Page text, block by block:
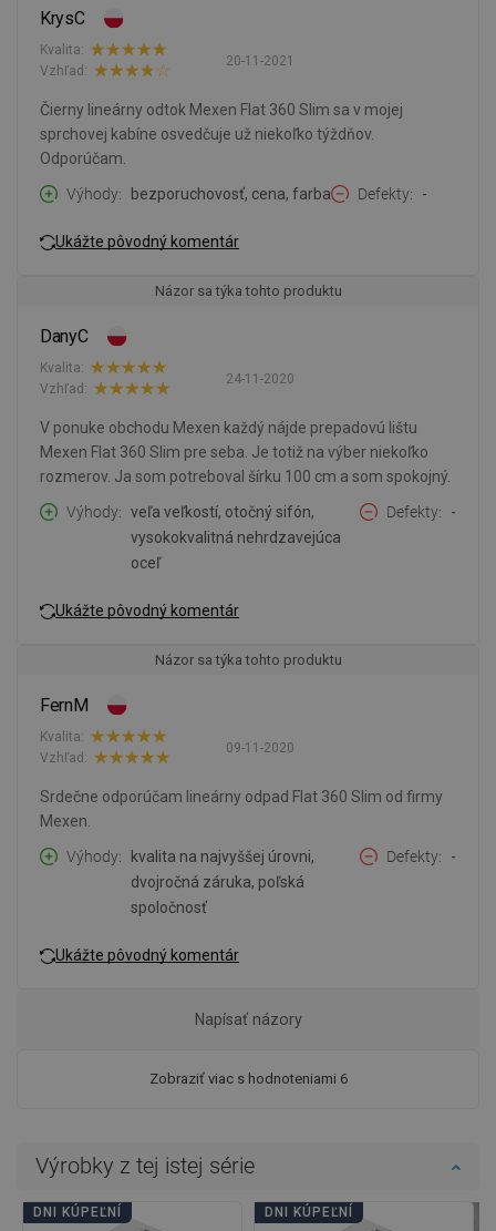
KrysC
20-11-2021
Kvalita:
Vzhľad:
Čierny lineárny odtok Mexen Flat 360 Slim sa v mojej
sprchovej kabíne osvedčuje už niekoľko týždňov.
Odporúčam.
Výhody
bezporuchovosť, cena, farba Defekty -
Ukážte pôvodný komentár
Názor sa týka tohto produktu
DanyC
24-11-2020
Kvalita:
Vzhľad:
V ponuke obchodu Mexen každý nájde prepadovú lištu
Mexen Flat 360 Slim pre seba. Je totiž na výber niekoľko
rozmerov. Ja som potreboval šírku 100 cm a som spokojný.
Výhody
veľa veľkostí, otočný sifón,
vysokokvalitná nehrdzavejúca
oceľ
Defekty -
Ukážte pôvodný komentár
Názor sa týka tohto produktu
FernM
09-11-2020
Kvalita:
Vzhľad:
Srdečne odporúčam lineárny odpad Flat 360 Slim od firmy
Mexen.
Výhody
kvalita na najvyššej úrovni,
dvojročná záruka, poľská
spoločnosť
Defekty -
Ukážte pôvodný komentár
Zobraziť viac s hodnoteniami 6
Napísať názory
Výrobky z tej istej série
DNI KÚPEĽNÍ DNI KÚPEĽNÍ